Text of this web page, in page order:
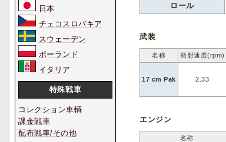
ロール
武装
名称 発射速度(rpm)
17 cm Pak 2.33
エンジン
名称
日本
チェコスロバキア
スウェーデン
ポーランド
イタリア
特殊戦車
コレクション車輌
課金戦車
配布戦車/その他